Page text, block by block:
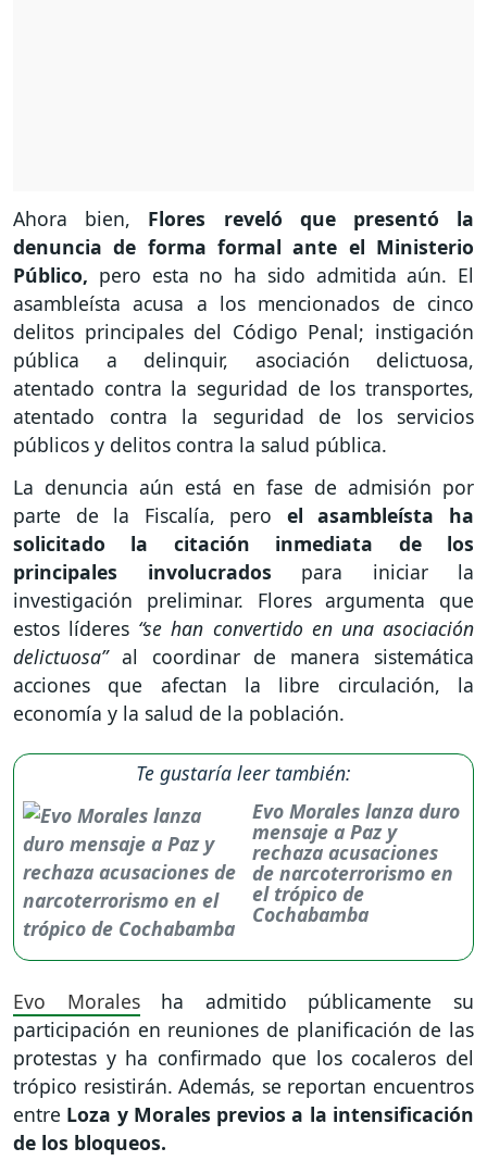
Ahora bien, Flores reveló que presentó la
denuncia de forma formal ante el Ministerio
Público, pero esta no ha sido admitida aún. El
asambleísta acusa a los mencionados de cinco
delitos principales del Código Penal; instigación
pública a delinquir, asociación delictuosa,
atentado contra la seguridad de los transportes,
atentado contra la seguridad de los servicios
públicos y delitos contra la salud pública.
La denuncia aún está en fase de admisión por
parte de la Fiscalía, pero el asambleísta ha
solicitado la citación inmediata de los
principales involucrados para iniciar la
investigación preliminar. Flores argumenta que
estos líderes “se han convertido en una asociación
delictuosa”al coordinar de manera sistemática
acciones que afectan la libre circulación, la
economía y la salud de la población.
Te gustaría leer también:
Evo Morales lanza duro
mensaje a Paz y
rechaza acusaciones
de narcoterrorismo en
el trópico de
Cochabamba
Evo Moralesha admitido públicamente su
participación en reuniones de planificación de las
protestas y ha confirmado que los cocaleros del
trópico resistirán. Además, se reportan encuentros
entre Loza y Morales previos a la intensificación
de los bloqueos.